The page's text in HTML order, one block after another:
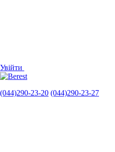
Увійти
(044)290-23-20 (044)290-23-27